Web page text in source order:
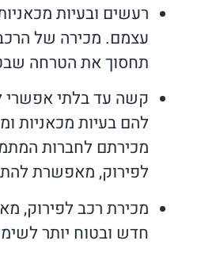
רעשים ובעיות
עצמם. מכירה של
תחסוך את הטרחה
קשה עד בלתי אפשרי
להם בעיות מכאניות
מכירתם לחברות
לפירוק, מאפשרת
מכירת רכב לפירוק,
חדש ובטוח יותר